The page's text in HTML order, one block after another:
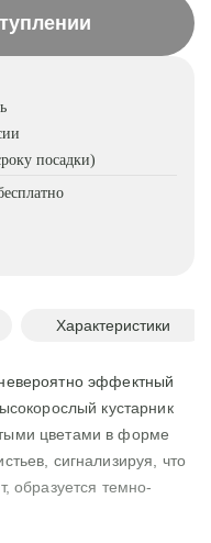
посадки)
Характеристики
эффектный
кустарник
цветами в форме
сигнализируя, что
образуется темно-